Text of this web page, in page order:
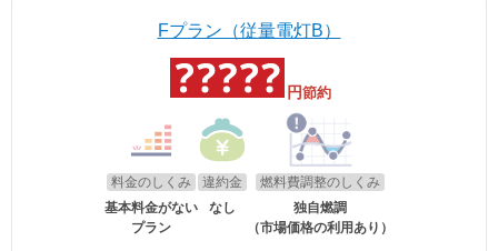
※関西電力エリアの「なっトクでんき」「なっトクでんきBiz」ではガス
Fプラン（従量電灯B）
円節約
料金のしくみ
基本料金がない
プラン
違約金
なし
燃料費調整のしくみ
独自燃調
（市場価格の利用あり）